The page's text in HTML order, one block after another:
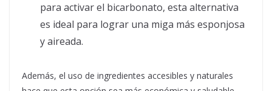
para activar el bicarbonato, esta alternativa
es ideal para lograr una miga más esponjosa
y aireada.
Además, el uso de ingredientes accesibles y naturales